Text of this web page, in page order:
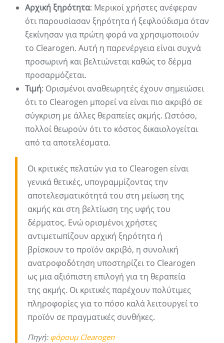
Αρχική ξηρότητα: Μερικοί χρήστες ανέφεραν
ότι παρουσίασαν ξηρότητα ή ξεφλούδισμα όταν
ξεκίνησαν για πρώτη φορά να χρησιμοποιούν
το Clearogen. Αυτή η παρενέργεια είναι συχνά
προσωρινή και βελτιώνεται καθώς το δέρμα
προσαρμόζεται.
Τιμή: Ορισμένοι αναθεωρητές έχουν σημειώσει
ότι το Clearogen μπορεί να είναι πιο ακριβό σε
σύγκριση με άλλες θεραπείες ακμής. Ωστόσο,
πολλοί θεωρούν ότι το κόστος δικαιολογείται
από τα αποτελέσματα.
Οι κριτικές πελατών για το Clearogen είναι
γενικά θετικές, υπογραμμίζοντας την
αποτελεσματικότητά του στη μείωση της
ακμής και στη βελτίωση της υφής του
δέρματος. Ενώ ορισμένοι χρήστες
αντιμετωπίζουν αρχική ξηρότητα ή
βρίσκουν το προϊόν ακριβό, η συνολική
ανατροφοδότηση υποστηρίζει το Clearogen
ως μια αξιόπιστη επιλογή για τη θεραπεία
της ακμής. Οι κριτικές παρέχουν πολύτιμες
πληροφορίες για το πόσο καλά λειτουργεί το
προϊόν σε πραγματικές συνθήκες.
Πηγή: φόρουμ Clearogen